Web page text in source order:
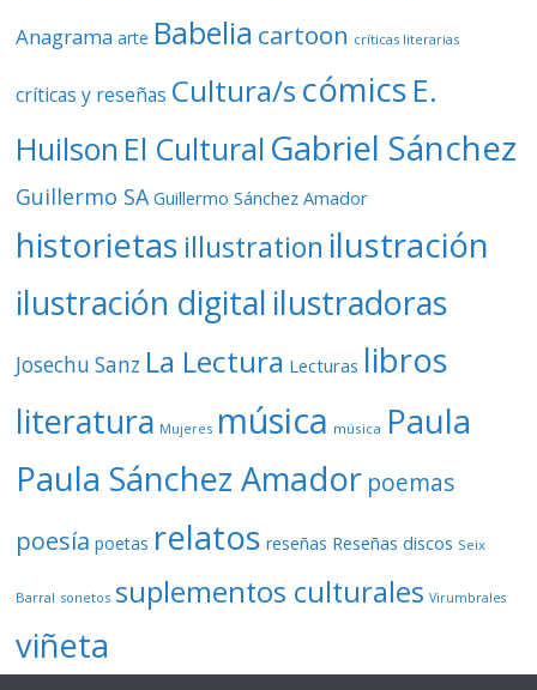
Anagrama arte Babelia cartoon críticas literarias
críticas y reseñas Cultura/s cómics E.
Huilson El Cultural Gabriel Sánchez
Guillermo SA Guillermo Sánchez Amador
historietas illustration ilustración
ilustración digital ilustradoras
Josechu Sanz La Lectura Lecturas libros
literatura Mujeres música música Paula
Paula Sánchez Amador poemas
poesía poetas relatos reseñas Reseñas discos Seix
Barral sonetos suplementos culturales Virumbrales
viñeta